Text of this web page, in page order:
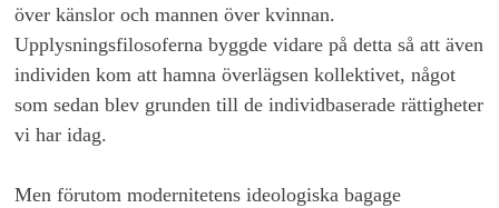
över känslor och mannen över kvinnan.
Upplysningsfilosoferna byggde vidare på detta så att även
individen kom att hamna överlägsen kollektivet, något
som sedan blev grunden till de individbaserade rättigheter
vi har idag.
Men förutom modernitetens ideologiska bagage